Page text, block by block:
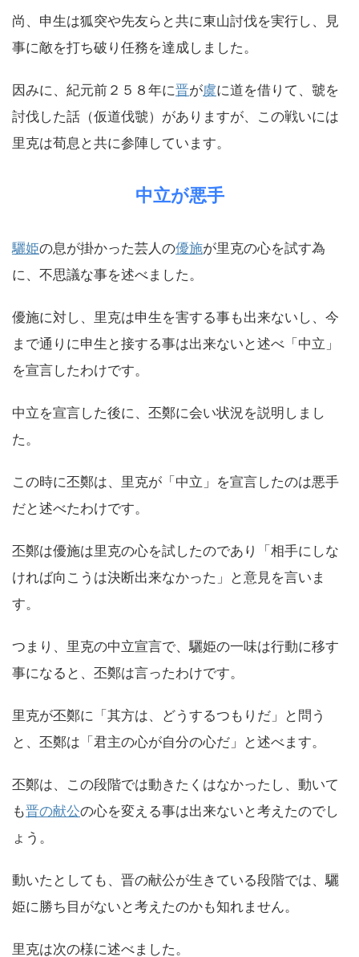
尚、申生は狐突や先友らと共に東山討伐を実行し、見
事に敵を打ち破り任務を達成しました。
因みに、紀元前２５８年に晋が虞に道を借りて、虢を
討伐した話（仮道伐虢）がありますが、この戦いには
里克は荀息と共に参陣しています。
中立が悪手
驪姫の息が掛かった芸人の優施が里克の心を試す為
に、不思議な事を述べました。
優施に対し、里克は申生を害する事も出来ないし、今
まで通りに申生と接する事は出来ないと述べ「中立」
を宣言したわけです。
中立を宣言した後に、丕鄭に会い状況を説明しまし
た。
この時に丕鄭は、里克が「中立」を宣言したのは悪手
だと述べたわけです。
丕鄭は優施は里克の心を試したのであり「相手にしな
ければ向こうは決断出来なかった」と意見を言いま
す。
つまり、里克の中立宣言で、驪姫の一味は行動に移す
事になると、丕鄭は言ったわけです。
里克が丕鄭に「其方は、どうするつもりだ」と問う
と、丕鄭は「君主の心が自分の心だ」と述べます。
丕鄭は、この段階では動きたくはなかったし、動いて
も晋の献公の心を変える事は出来ないと考えたのでし
ょう。
動いたとしても、晋の献公が生きている段階では、驪
姫に勝ち目がないと考えたのかも知れません。
里克は次の様に述べました。